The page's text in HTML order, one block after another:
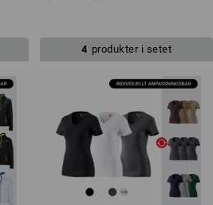
4 produkter i setet